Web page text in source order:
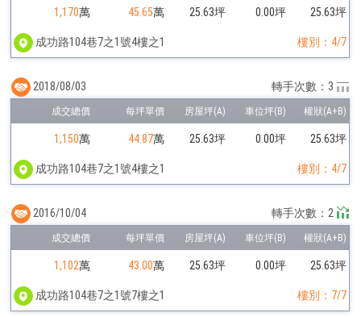
1,170萬 45.65萬 25.63坪 0.00坪 25.63坪
成功路104巷7之1號4樓之1 樓別：4/7
1,150萬 44.87萬 25.63坪 0.00坪 25.63坪
成功路104巷7之1號4樓之1 樓別：4/7
2018/08/03 轉手次數：3
1,102萬 43.00萬 25.63坪 0.00坪 25.63坪
成功路104巷7之1號7樓之1 樓別：7/7
2016/10/04 轉手次數：2